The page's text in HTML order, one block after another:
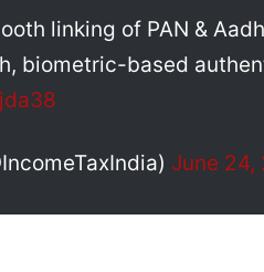
linking of PAN &
biometric-based
June 24,